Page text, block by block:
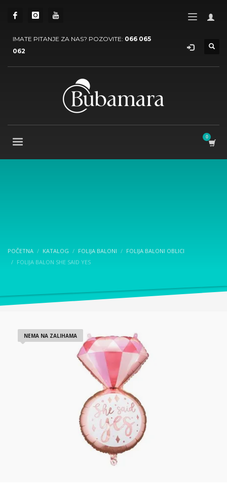
IMATE PITANJE ZA NAS? POZOVITE: 066 065
062
POČETNA KATALOG FOLIJA BALONI
FOLIJA BALONI OBLICI
FOLIJA BALON SHE SAID YES
NEMA NA ZALIHAMA